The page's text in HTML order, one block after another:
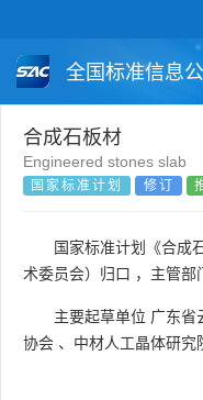
全国标准信息
国家标准
团体标准
国外标准
合成石板材
Engineered stones slab
国家标准计划 修订
国家标准计划《合成
术委员会）归口 ，主管部
主要起草单位 广东省
协会 、 中材人工晶体研究